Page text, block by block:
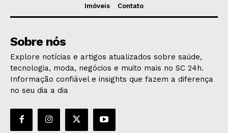
Imóveis
Contato
Sobre nós
Explore notícias e artigos atualizados sobre saúde,
tecnologia, moda, negócios e muito mais no SC 24h.
Informação confiável e insights que fazem a diferença
no seu dia a dia